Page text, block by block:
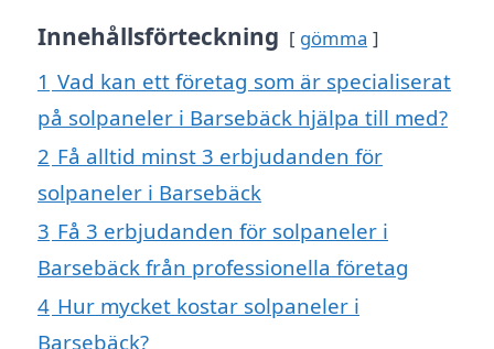
Innehållsförteckning gömma
1 Vad kan ett företag som är specialiserat
på solpaneler i Barsebäck hjälpa till med?
2 Få alltid minst 3 erbjudanden för
solpaneler i Barsebäck
3 Få 3 erbjudanden för solpaneler i
Barsebäck från professionella företag
4 Hur mycket kostar solpaneler i
Barsebäck?